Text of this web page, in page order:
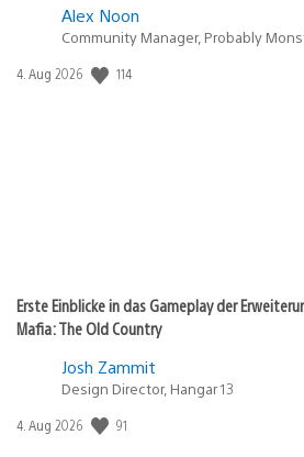
Alex Noon
Community Manager, Probably
Veröffentlichungsdatum:
4. Aug 2026 114
Erste Einblicke in das Gameplay der
Mafia: The Old Country
Josh Zammit
Design Director, Hangar 13
Veröffentlichungsdatum:
4. Aug 2026 91